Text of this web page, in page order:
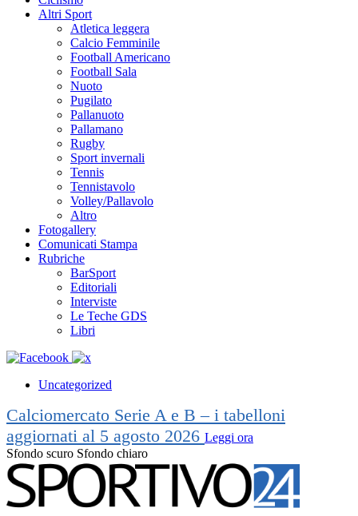
Altri Sport
Atletica leggera
Calcio Femminile
Football Americano
Football Sala
Nuoto
Pugilato
Pallanuoto
Pallamano
Rugby
Sport invernali
Tennis
Tennistavolo
Volley/Pallavolo
Altro
Fotogallery
Comunicati Stampa
Rubriche
BarSport
Editoriali
Interviste
Le Teche GDS
Libri
Uncategorized
Calciomercato Serie A e B – i tabelloni
aggiornati al 5 agosto 2026 Leggi ora
Sfondo scuro Sfondo chiaro